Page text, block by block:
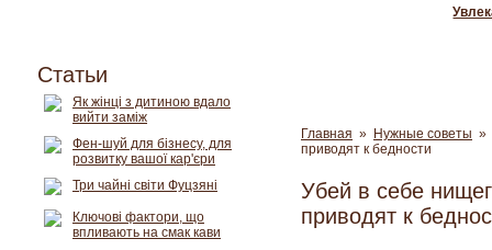
Главная » Нужные советы »
приводят к бедности
Убей в себе
приводят к
Статьи
Як жінці з дитиною вдало
вийти заміж
Фен-шуй для бізнесу, для
розвитку вашої кар'єри
Три чайні світи Фуцзяні
Ключові фактори, що
впливають на смак кави